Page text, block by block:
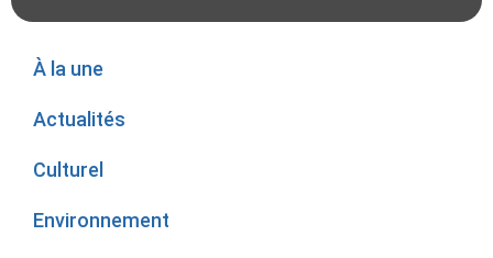
À la une
Actualités
Culturel
Environnement